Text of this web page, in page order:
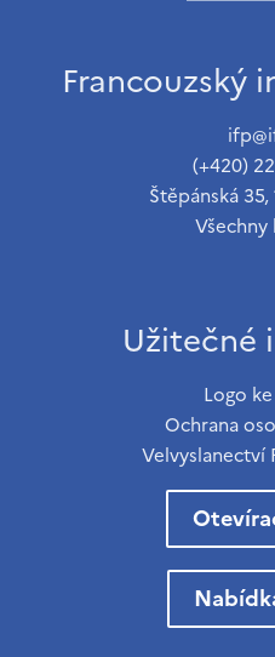
Francouzský
(+420)
Štěpánská 35,
Užitečné
Logo
Ochrana
Velvyslanectví